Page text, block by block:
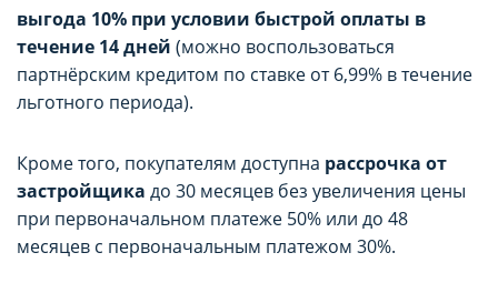
выгода 10% при условии быстрой оплаты в
течение 14 дней (можно воспользоваться
партнёрским кредитом по ставке от 6,99% в течение
льготного периода).
Кроме того, покупателям доступна рассрочка от
застройщика до 30 месяцев без увеличения цены
при первоначальном платеже 50% или до 48
месяцев с первоначальным платежом 30%.